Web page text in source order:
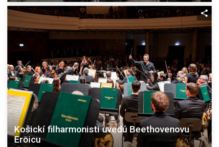
Košickí filharmonisti uvedú Beethovenovu
Eroicu